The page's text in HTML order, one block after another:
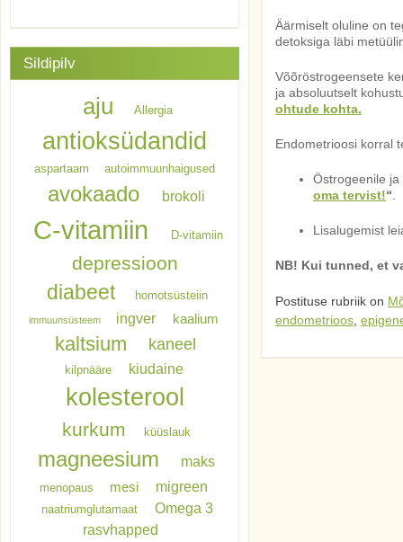
Äärmiselt oluline on
detoksiga läbi
Võõröstrogeensete
ja absoluutselt
ohtude kohta.
Endometrioosi korral
Östrogeenile
oma tervist!“
Lisalugemist
NB! Kui tunned, et
Postituse rubriik on
endometrioos
Sildipilv
aju Allergia
antioksüdandid
aspartaam autoimmuunhaigused
avokaado brokoli
C-vitamiin D-vitamiin
depressioon
diabeet homotsüsteiin
immuunsüsteem ingver kaalium
kaltsium kaneel
kilpnääre kiudaine
kolesterool
kurkum küüslauk
magneesium maks
menopaus mesi migreen
naatriumglutamaat
Omega 3
rasvhapped